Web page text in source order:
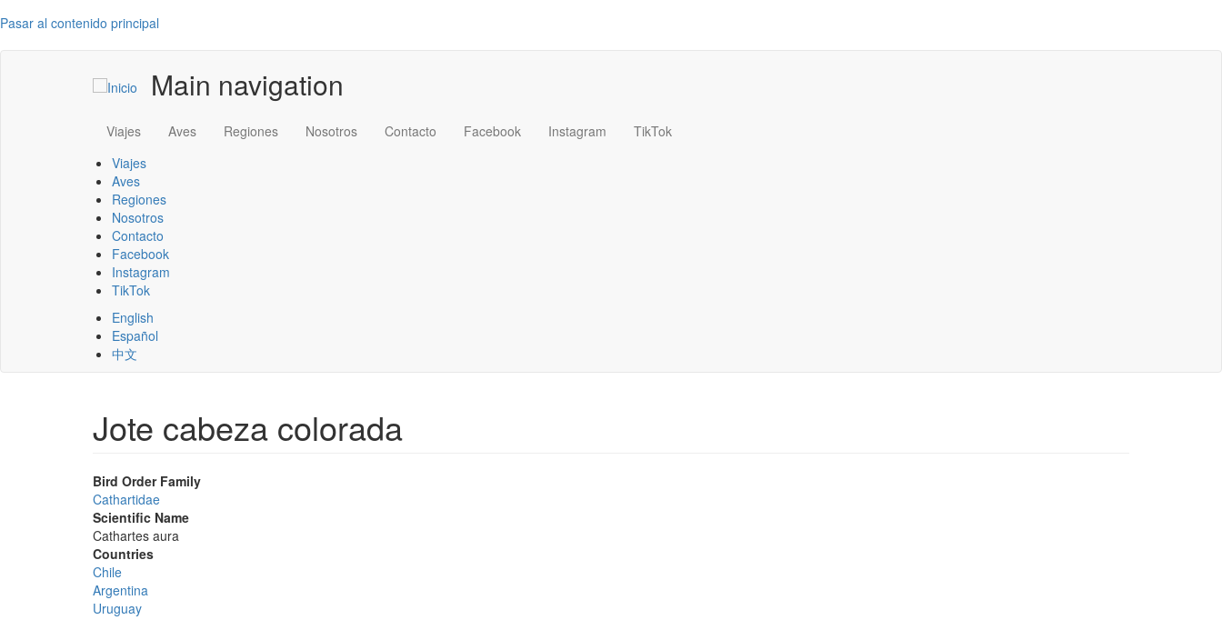
Pasar al contenido principal
Main navigation
Viajes Aves Regiones Nosotros Contacto Facebook Instagram
TikTok
Viajes
Aves
Regiones
Nosotros
Contacto
Facebook
Instagram
TikTok
English
Español
中文
Jote cabeza colorada
Bird Order Family
Cathartidae
Scientific Name
Cathartes aura
Countries
Chile
Argentina
Uruguay